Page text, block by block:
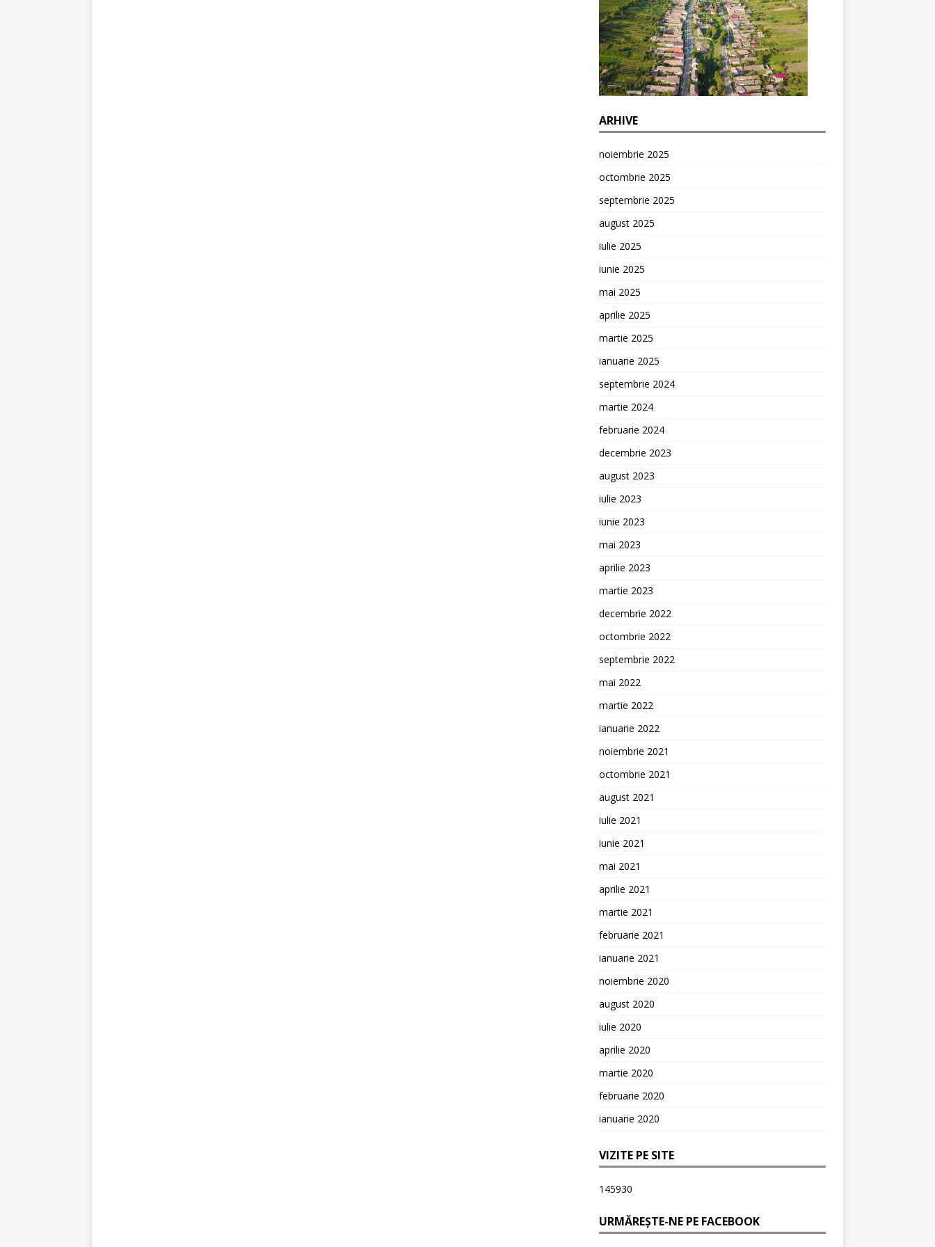
ARHIVE
noiembrie 2025
octombrie 2025
septembrie 2025
august 2025
iulie 2025
iunie 2025
mai 2025
aprilie 2025
martie 2025
ianuarie 2025
septembrie 2024
martie 2024
februarie 2024
decembrie 2023
august 2023
iulie 2023
iunie 2023
mai 2023
aprilie 2023
martie 2023
decembrie 2022
octombrie 2022
septembrie 2022
mai 2022
martie 2022
ianuarie 2022
noiembrie 2021
octombrie 2021
august 2021
iulie 2021
iunie 2021
mai 2021
aprilie 2021
martie 2021
februarie 2021
ianuarie 2021
noiembrie 2020
august 2020
iulie 2020
aprilie 2020
martie 2020
februarie 2020
ianuarie 2020
VIZITE PE SITE
145930
URMĂREȘTE-NE PE FACEBOOK